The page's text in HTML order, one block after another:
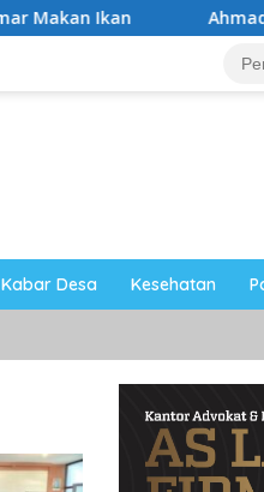
Ahmad Setiawan
Kabar Desa Kesehatan